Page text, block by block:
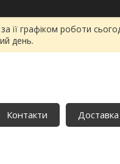
графіком роботи
день.
Контакти